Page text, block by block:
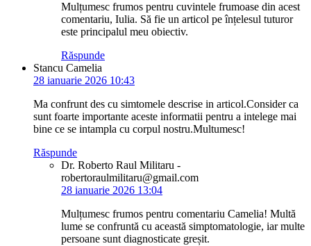
Mulțumesc frumos pentru cuvintele frumoase din acest
comentariu, Iulia. Să fie un articol pe înțelesul tuturor
este principalul meu obiectiv.
Răspunde
Stancu Camelia
28 ianuarie 2026 10:43
Ma confrunt des cu simtomele descrise in articol.Consider ca
sunt foarte importante aceste informatii pentru a intelege mai
bine ce se intampla cu corpul nostru.Multumesc!
Răspunde
Dr. Roberto Raul Militaru -
robertoraulmilitaru@gmail.com
28 ianuarie 2026 13:04
Mulțumesc frumos pentru comentariu Camelia! Multă
lume se confruntă cu această simptomatologie, iar multe
persoane sunt diagnosticate greșit.